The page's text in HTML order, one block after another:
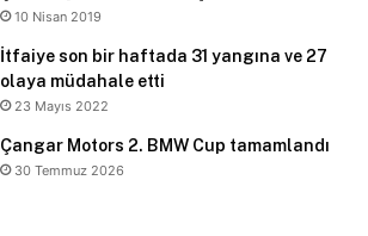
10 Nisan 2019
İtfaiye son bir haftada 31 yangına ve 27
olaya müdahale etti
23 Mayıs 2022
Çangar Motors 2. BMW Cup tamamlandı
30 Temmuz 2026